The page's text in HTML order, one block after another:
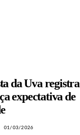
da Uva registra
expectativa de
01/03/2026